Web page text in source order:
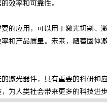
效率和可靠性。
的应用，可以用于激光切割
和产品质量。未来，随着固
激光器件，具有重要的科研
为人类社会带来更多的科技进